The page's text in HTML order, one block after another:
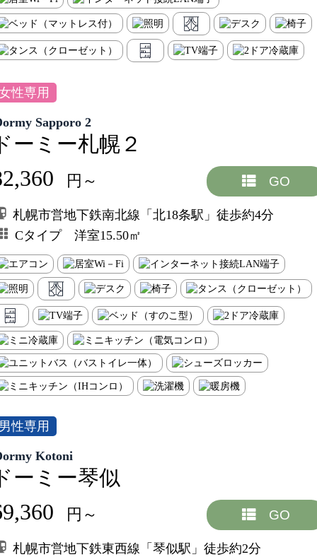
性専用
Sapporo 2
ーミー札幌２
円～ GO
札幌市営地下鉄南北線「北18条駅」徒歩約4分
Cタイプ 洋室15.50㎡
性専用
Kotoni
ーミー琴似
円～ GO
札幌市営地下鉄東西線「琴似駅」徒歩約2分